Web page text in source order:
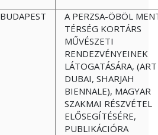
BUDAPEST
A PERZSA-ÖBÖL
TÉRSÉG KORTÁRS
MŰVÉSZETI
RENDEZVÉNYEINEK
LÁTOGATÁSÁRA, (ART
DUBAI, SHARJAH
BIENNALE), MAGYAR
SZAKMAI RÉSZVÉTEL
ELŐSEGÍTÉSÉRE,
PUBLIKÁCIÓRA